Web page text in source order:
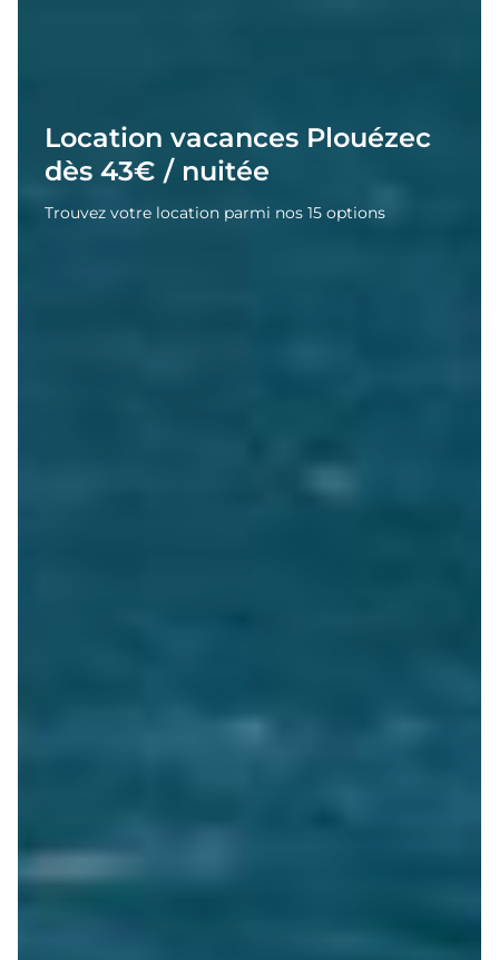
Location vacances Plouézec
dès 43€ / nuitée
Trouvez votre location parmi nos 15 options